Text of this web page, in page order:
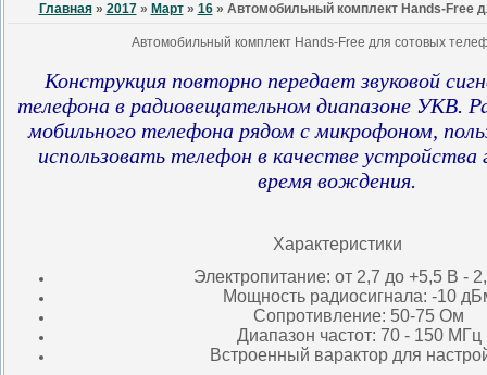
Главная» 2017 » Март » 16» Автомобильный комплект Hands-Free
Автомобильный комплект Hands-Free для сотовых
Конструкция повторно передает звуковой
телефона в радиовещательном диапазоне УКВ.
мобильного телефона рядом с микрофоном,
использовать телефон в качестве устройства
время вождения.
Характеристики
Электропитание: от 2,7 до +5,5 В -
Мощность радиосигнала: -10
Сопротивление: 50-75 Ом
Диапазон частот: 70 - 150 МГц
Встроенный варактор для